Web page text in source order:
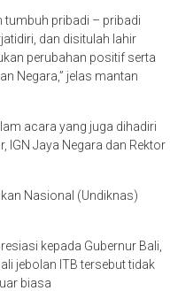
tumbuh pribadi – pribadi
dan disitulah lahir
perubahan positif serta
Negara,” jelas mantan
acara yang juga dihadiri
IGN Jaya Negara dan Rektor
Nasional (Undiknas)
kepada Gubernur Bali,
jebolan ITB tersebut tidak
biasa